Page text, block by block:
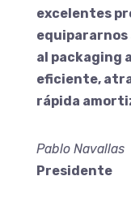
excelentes
al packaging
eficiente,
rápida
Pablo Navallas
Presidente